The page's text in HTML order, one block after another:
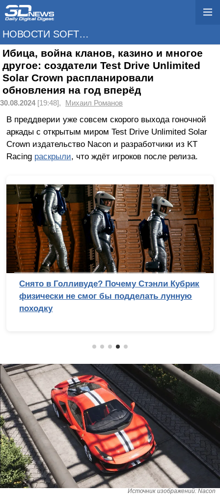
НОВОСТИ SOFTWARE
Ибица, война кланов, казино и многое
другое: создатели Test Drive Unlimited
Solar Crown распланировали
обновления на год вперёд
30.08.2024[19:48], Михаил Романов
В преддверии уже совсем скорого выхода гоночной
аркады с открытым миром Test Drive Unlimited Solar
Crown издательство Nacon и разработчики из KT
Racing раскрыли, что ждёт игроков после релиза.
Снято в Голливуде? Почему Стэнли Кубрик
физически не смог бы подделать лунную
походку
Источник изображений: Nacon